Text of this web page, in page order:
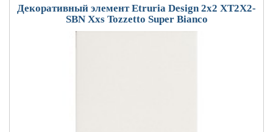
Декоративный элемент Etruria Design 2x2 XT2X2-
SBN Xxs Tozzetto Super Bianco